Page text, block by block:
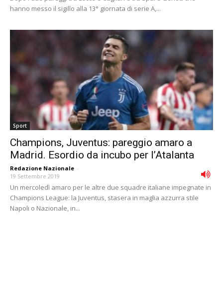
hanno messo il sigillo alla 13° giornata di serie A,...
Sport
Champions, Juventus: pareggio amaro a
Madrid. Esordio da incubo per l’Atalanta
Redazione Nazionale -
19 Settembre 2019
Un mercoledì amaro per le altre due squadre italiane impegnate in
Champions League: la Juventus, stasera in maglia azzurra stile
Napoli o Nazionale, in...